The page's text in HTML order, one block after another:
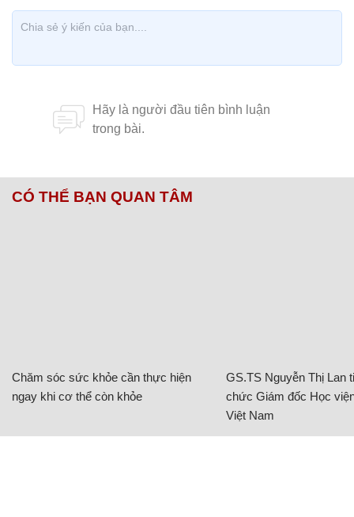
CÓ THỂ BẠN QUAN TÂM
Chăm sóc sức khỏe cần thực hiện
ngay khi cơ thể còn khỏe
GS.TS Nguyễn Thị Lan
chức Giám đốc Học
Việt Nam